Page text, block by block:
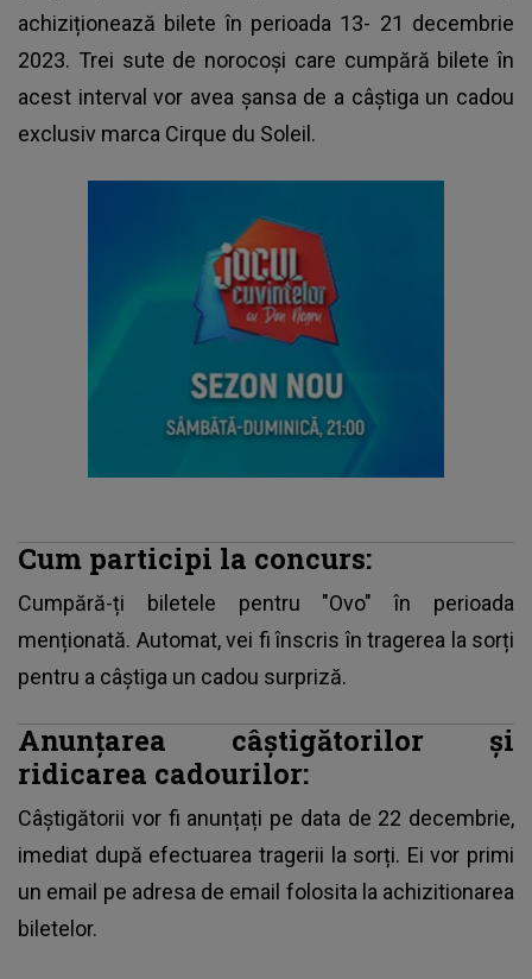
achiziționează bilete în perioada 13- 21 decembrie
2023. Trei sute de norocoși care cumpără bilete în
acest interval vor avea șansa de a câștiga un cadou
exclusiv marca Cirque du Soleil.
Cum participi la concurs:
Cumpără-ți biletele pentru "Ovo" în perioada
menționată. Automat, vei fi înscris în tragerea la sorți
pentru a câștiga un cadou surpriză.
Anunțarea câștigătorilor și
ridicarea cadourilor:
Câștigătorii vor fi anunțați pe data de 22 decembrie,
imediat după efectuarea tragerii la sorți. Ei vor primi
un email pe adresa de email folosita la achizitionarea
biletelor.